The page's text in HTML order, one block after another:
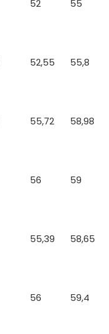
52 55
52,55 55,8
55,72 58,98
56 59
55,39 58,65
56 59,4